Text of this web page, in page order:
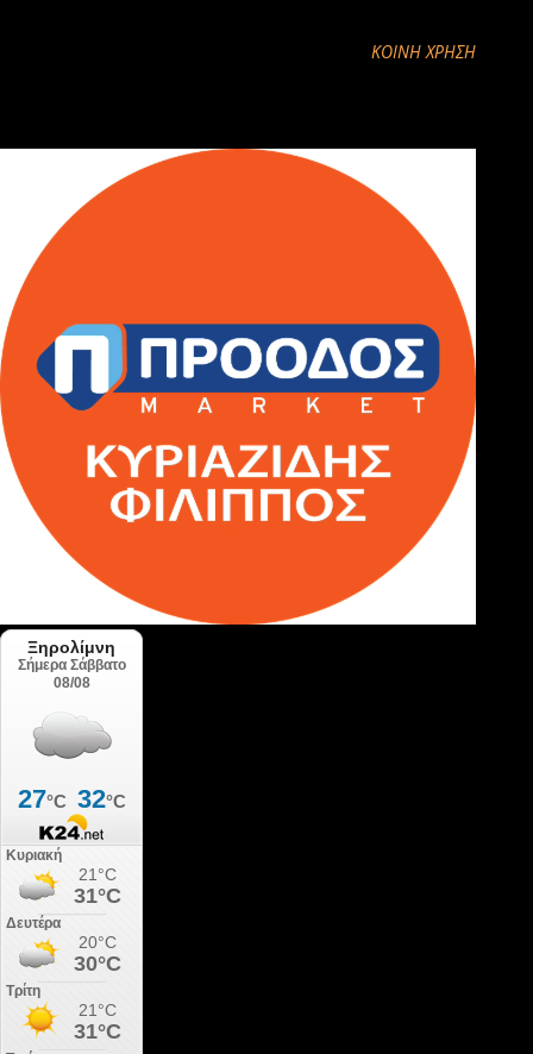
ΚΟΙΝΉ ΧΡΉΣΗ